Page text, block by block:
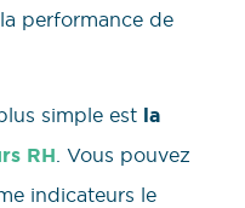
performance de
simple est la
RH . Vous pouvez
indicateurs le